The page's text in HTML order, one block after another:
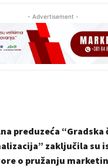
- Advertisement -
preduzeća “Gradska
zaključila su
o pružanju